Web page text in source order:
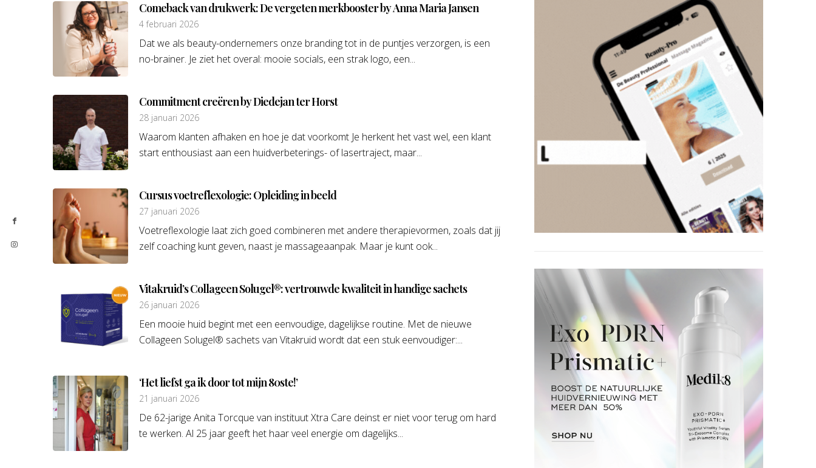
Comeback van drukwerk: De vergeten merkbooster by Anna Maria Jansen
4 februari 2026
Dat we als beauty-ondernemers onze branding tot in de puntjes verzorgen, is een
no-brainer. Je ziet het overal: mooie socials, een strak logo, een...
Commitment creëren by Diedejan ter Horst
28 januari 2026
Waarom klanten afhaken en hoe je dat voorkomt Je herkent het vast wel, een klant
start enthousiast aan een huidverbeterings- of lasertraject, maar...
Cursus voetreflexologie: Opleiding in beeld
27 januari 2026
Voetreflexologie laat zich goed combineren met andere therapievormen, zoals dat jij
zelf coaching kunt geven, naast je massageaanpak. Maar je kunt ook...
Vitakruid’s Collageen Solugel®: vertrouwde kwaliteit in handige sachets
26 januari 2026
Een mooie huid begint met een eenvoudige, dagelijkse routine. Met de nieuwe
Collageen Solugel® sachets van Vitakruid wordt dat een stuk eenvoudiger:...
‘Het liefst ga ik door tot mijn 80ste!’
21 januari 2026
De 62-jarige Anita Torcque van instituut Xtra Care deinst er niet voor terug om hard
te werken. Al 25 jaar geeft het haar veel energie om dagelijks...